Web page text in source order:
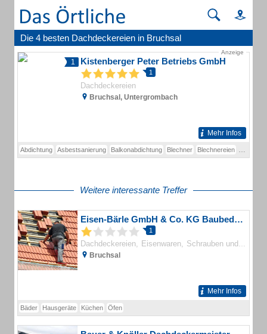
Die 4 besten Dachdeckereien in Bruchsal
Anzeige
1 Kistenberger Peter Betriebs GmbH
1
Dachdeckereien
Bruchsal, Untergrombach
Mehr Infos
Abdichtung Asbestsanierung Balkonabdichtung Blechner Blechnereien
Weitere interessante Treffer
Eisen-Bärle GmbH & Co. KG Baubedarfhandel
1
Dachdeckereien Eisenwaren Schrauben und Normteile
Bruchsal
Mehr Infos
Bäder Hausgeräte Küchen Öfen